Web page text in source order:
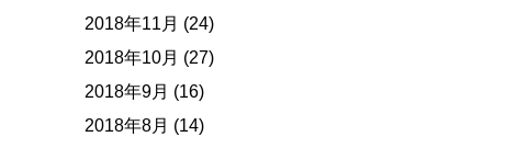
2018年11月 (24)
2018年10月 (27)
2018年9月 (16)
2018年8月 (14)